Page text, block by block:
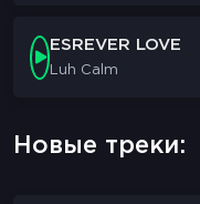
ESREVER LOVE
Luh Calm
Новые треки: